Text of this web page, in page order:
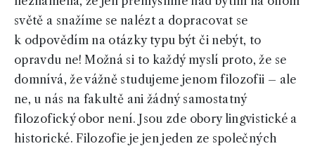
světě a snažíme se nalézt a dopracovat se
k odpovědím na otázky typu být či nebýt, to
opravdu ne! Možná si to každý myslí proto, že se
domnívá, že vážně studujeme jenom filozofii – ale
ne, u nás na fakultě ani žádný samostatný
filozofický obor není. Jsou zde obory lingvistické a
historické. Filozofie je jen jeden ze společných